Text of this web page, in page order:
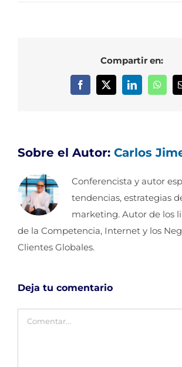
Compartir en:
Facebook
X LinkedIn
Sobre el Autor: Carlos
Conferencista y autor
tendencias, estrategias
marketing. Autor de los
de la Competencia, Internet y los
Clientes Globales.
Deja tu comentario
Comentar